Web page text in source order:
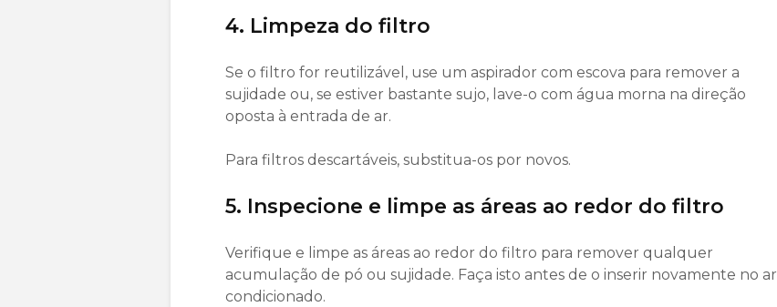
4. Limpeza do filtro
Se o filtro for reutilizável, use um aspirador com escova para remover a
sujidade ou, se estiver bastante sujo, lave-o com água morna na direção
oposta à entrada de ar.
Para filtros descartáveis, substitua-os por novos.
5. Inspecione e limpe as áreas ao redor do filtro
Verifique e limpe as áreas ao redor do filtro para remover qualquer
acumulação de pó ou sujidade. Faça isto antes de o inserir novamente no ar
condicionado.